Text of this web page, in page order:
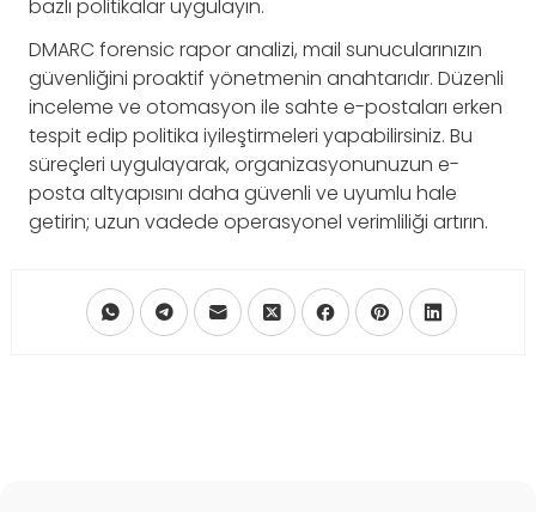
bazlı politikalar uygulayın.
DMARC forensic rapor analizi, mail sunucularınızın
güvenliğini proaktif yönetmenin anahtarıdır. Düzenli
inceleme ve otomasyon ile sahte e-postaları erken
tespit edip politika iyileştirmeleri yapabilirsiniz. Bu
süreçleri uygulayarak, organizasyonunuzun e-
posta altyapısını daha güvenli ve uyumlu hale
getirin; uzun vadede operasyonel verimliliği artırın.